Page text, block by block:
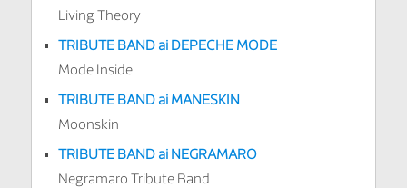
Living Theory
TRIBUTE BAND ai DEPECHE MODE
Mode Inside
TRIBUTE BAND ai MANESKIN
Moonskin
TRIBUTE BAND ai NEGRAMARO
Negramaro Tribute Band